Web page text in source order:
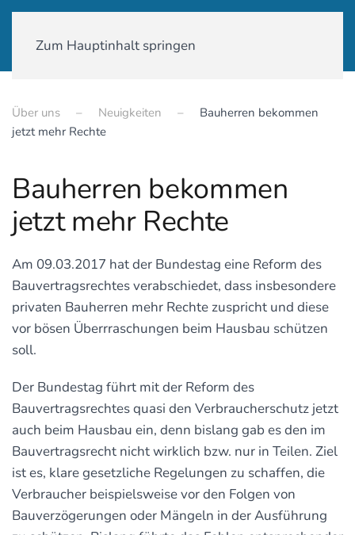
Zum Hauptinhalt springen
Über uns Neuigkeiten
Bauherren bekommen
jetzt mehr Rechte
Bauherren bekommen
jetzt mehr Rechte
Am 09.03.2017 hat der Bundestag eine Reform des
Bauvertragsrechtes verabschiedet, dass insbesondere
privaten Bauherren mehr Rechte zuspricht und diese
vor bösen Überrraschungen beim Hausbau schützen
soll.
Der Bundestag führt mit der Reform des
Bauvertragsrechtes quasi den Verbraucherschutz jetzt
auch beim Hausbau ein, denn bislang gab es den im
Bauvertragsrecht nicht wirklich bzw. nur in Teilen. Ziel
ist es, klare gesetzliche Regelungen zu schaffen, die
Verbraucher beispielsweise vor den Folgen von
Bauverzögerungen oder Mängeln in der Ausführung